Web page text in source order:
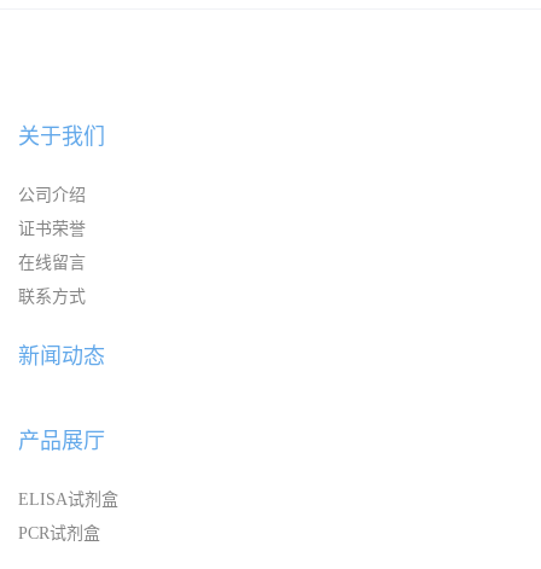
关于我们
公司介绍
证书荣誉
在线留言
联系方式
新闻动态
产品展厅
ELISA试剂盒
PCR试剂盒